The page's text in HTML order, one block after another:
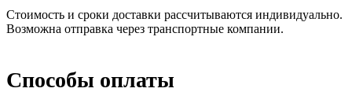
Стоимость и сроки доставки рассчитываются индивидуально.
Возможна отправка через транспортные компании.
Способы оплаты